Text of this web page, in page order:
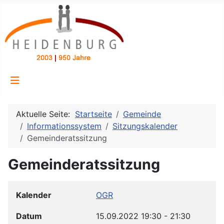
Aktuelle Seite: Startseite
Gemeinde
Informationssystem
Sitzungskalender
Gemeinderatssitzung
Gemeinderatssitzung
Kalender OGR
Datum 15.09.2022 19:30 - 21:30